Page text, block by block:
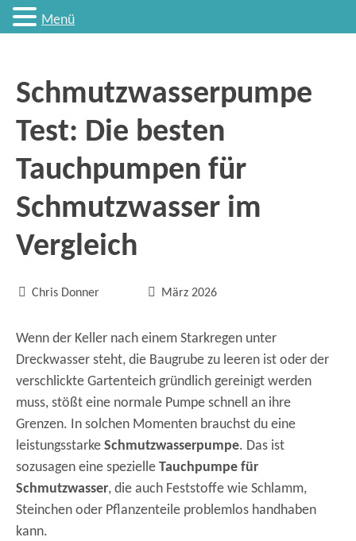
Schmutzwasserpumpe
Test: Die besten
Tauchpumpen für
Schmutzwasser im
Vergleich
 Chris Donner  März 2026
Wenn der Keller nach einem Starkregen unter
Dreckwasser steht, die Baugrube zu leeren ist oder der
verschlickte Gartenteich gründlich gereinigt werden
muss, stößt eine normale Pumpe schnell an ihre
Grenzen. In solchen Momenten brauchst du eine
leistungsstarke Schmutzwasserpumpe. Das ist
sozusagen eine spezielle Tauchpumpe für
Schmutzwasser, die auch Feststoffe wie Schlamm,
Steinchen oder Pflanzenteile problemlos handhaben
kann.
Menü